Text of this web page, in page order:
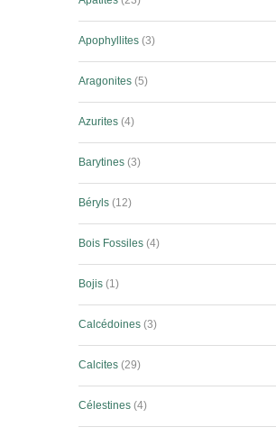
Apophyllites 3
Aragonites 5
Azurites 4
Barytines 3
Béryls 12
Bois Fossiles 4
Bojis 1
Calcédoines 3
Calcites 29
Célestines 4